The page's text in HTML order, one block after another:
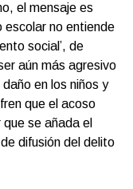
el mensaje es
escolar no entiende
social’, de
aún más agresivo
en los niños y
que el acoso
se añada el
difusión del delito